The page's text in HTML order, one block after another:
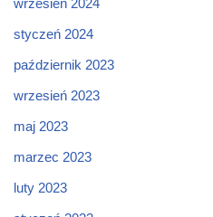
styczeń 2024
październik 2023
wrzesień 2023
maj 2023
marzec 2023
luty 2023